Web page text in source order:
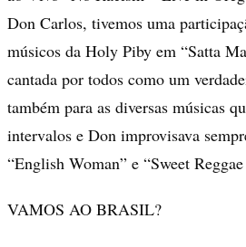
Don Carlos, tivemos uma
músicos da Holy Piby em “Satta
cantada por todos como um
também para as diversas músicas
intervalos e Don improvisava
“English Woman” e “Sweet
VAMOS AO BRASIL?